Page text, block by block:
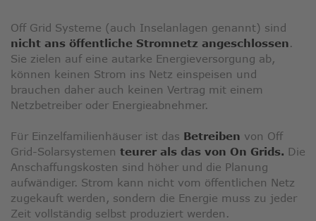
Off Grid Systeme (auch Inselanlagen genannt) sind
nicht ans öffentliche Stromnetz angeschlossen.
Sie zielen auf eine autarke Energieversorgung ab,
können keinen Strom ins Netz einspeisen und
brauchen daher auch keinen Vertrag mit einem
Netzbetreiber oder Energieabnehmer.
Für Einzelfamilienhäuser ist das Betreiben von Off
Grid-Solarsystemen teurer als das von On Grids. Die
Anschaffungskosten sind höher und die Planung
aufwändiger. Strom kann nicht vom öffentlichen Netz
zugekauft werden, sondern die Energie muss zu jeder
Zeit vollständig selbst produziert werden.